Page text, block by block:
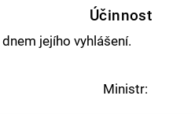
Účinnost
jejího vyhlášení.
Ministr: